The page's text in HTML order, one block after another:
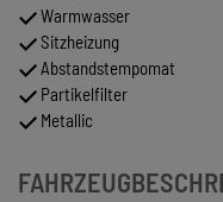
Warmwasser
Sitzheizung
Abstandstempomat
Partikelfilter
Metallic